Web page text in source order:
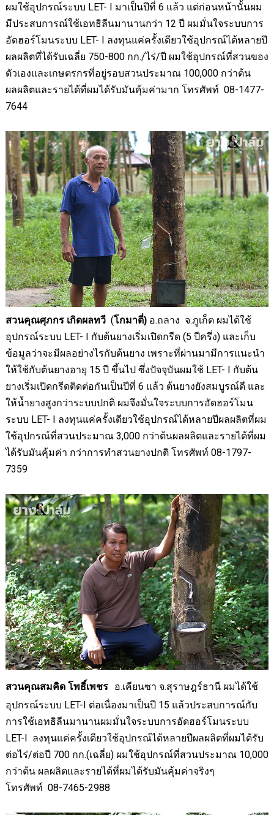
ผมใช้อุปกรณ์ระบบ LET- I มาเป็นปีที่ 6 แล้ว แต่ก่อนหน้านั้นผม
มีประสบการณ์ใช้เอทธิลีนมานานกว่า 12 ปี ผมมั่นใจระบบการ
อัดฮอร์โมนระบบ LET- I ลงทุนแค่ครั้งเดียวใช้อุปกรณ์ได้หลายปี
ผลผลิตที่ได้รับเฉลี่ย 750-800กก./ไร่/ปี ผมใช้อุปกรณ์ที่สวนของ
ตัวเองและเกษตรกรที่อยู่รอบสวนประมาณ 100,000กว่าต้น
ผลผลิตและรายได้ที่ผมได้รับมันคุ้มค่ามาก โทรศัพท์ 08-1477-
7644
สวนคุณศุภกร เกิดผลทวี(โกมาตี่)อ.ถลาง จ.ภูเก็ต ผมได้ใช้
อุปกรณ์ระบบ LET- I กับต้นยางเริ่มเปิดกรีด (5 ปีครึ่ง) และเก็บ
ข้อมูลว่าจะมีผลอย่างไรกับต้นยาง เพราะที่ผ่านมามีการแนะนำ
ให้ใช้กับต้นยางอายุ 15 ปี ขึ้นไป ซึ่งปัจจุบันผมใช้ LET- I กับต้น
ยางเริ่มเปิดกรีดติดต่อกันเป็นปีที่ 6 แล้ว ต้นยางยังสมบูรณ์ดี และ
ให้น้ำยางสูงกว่าระบบปกติ ผมจึงมั่นใจระบบการอัดฮอร์โมน
ระบบ LET- I ลงทุนแค่ครั้งเดียวใช้อุปกรณ์ได้หลายปีผลผลิตที่ผม
ใช้อุปกรณ์ที่สวนประมาณ 3,000 กว่าต้นผลผลิตและรายได้ที่ผม
ได้รับมันคุ้มค่า กว่าการทำสวนยางปกติ โทรศัพท์ 08-1797-
7359
สวนคุณสมคิด โพธิ์เพชร อ.เคียนซา จ.สุราษฎร์ธานี ผมได้ใช้
อุปกรณ์ระบบ LET-I ต่อเนื่องมาเป็นปี 15 แล้วประสบการณ์กับ
การใช้เอทธิลีนมานานผมมั่นใจระบบการอัดฮอร์โมนระบบ
LET-I ลงทุนแค่ครั้งเดียวใช้อุปกรณ์ได้หลายปีผลผลิตที่ผมได้รับ
ต่อไร่/ต่อปี 700กก.(เฉลี่ย) ผมใช้อุปกรณ์ที่สวนประมาณ 10,000
กว่าต้น ผลผลิตและรายได้ที่ผมได้รับมันคุ้มค่าจริงๆ
โทรศัพท์ 08-7465-2988